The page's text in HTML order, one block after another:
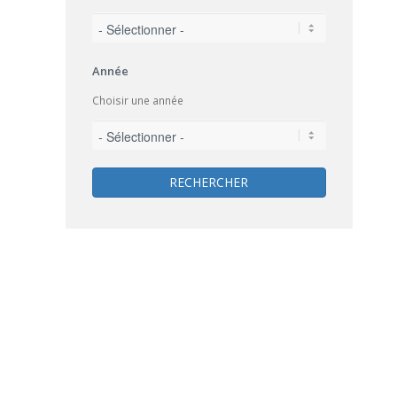
Année
Choisir une année
RECHERCHER